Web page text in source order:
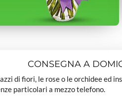
CONSEGNA A
di fiori, le rose o le orchidee ed
particolari a mezzo telefono.